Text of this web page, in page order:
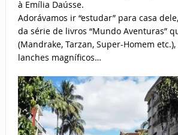
à Emília Daússe.
Adorávamos ir “estudar” para casa
da série de livros “Mundo Aventuras”
(Mandrake, Tarzan, Super-Homem
lanches magníficos…